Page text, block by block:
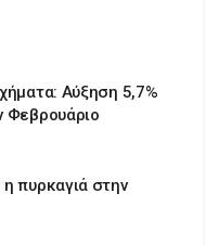
Αύξηση 5,7%
Φεβρουάριο
πυρκαγιά στην